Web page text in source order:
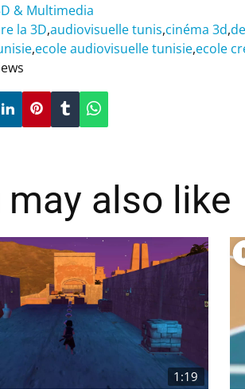
& Multimedia
la 3D,audiovisuelle tunis,cinéma 3d,
,ecole audiovisuelle tunisie,ecole
may also like
1:19